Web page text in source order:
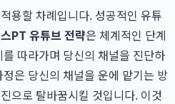
용할 차례입니다. 성공적인 유튜
PT 유튜브 전략은 체계적인 단계
따라가며 당신의 채널을 진단하
은 당신의 채널을 운에 맡기는 방
으로 탈바꿈시킬 것입니다. 이것